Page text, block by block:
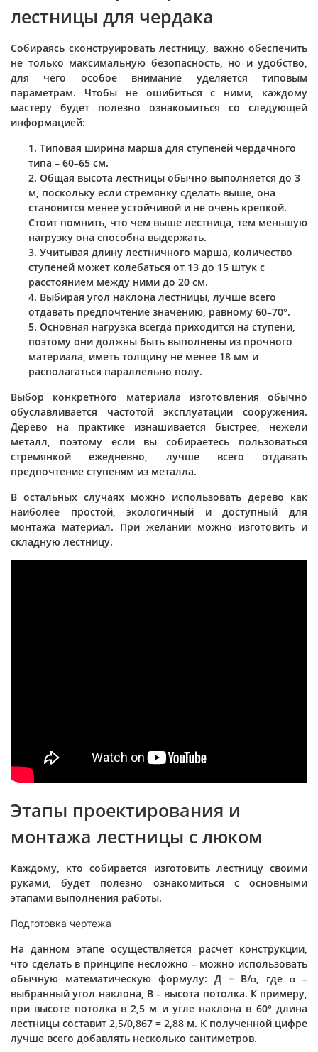
лестницы для чердака
Собираясь сконструировать лестницу, важно обеспечить
не только максимальную безопасность, но и удобство,
для чего особое внимание уделяется типовым
параметрам. Чтобы не ошибиться с ними, каждому
мастеру будет полезно ознакомиться со следующей
информацией:
Типовая ширина марша для ступеней чердачного
типа – 60–65 см.
Общая высота лестницы обычно выполняется до 3
м, поскольку если стремянку сделать выше, она
становится менее устойчивой и не очень крепкой.
Стоит помнить, что чем выше лестница, тем меньшую
нагрузку она способна выдержать.
Учитывая длину лестничного марша, количество
ступеней может колебаться от 13 до 15 штук с
расстоянием между ними до 20 см.
Выбирая угол наклона лестницы, лучше всего
отдавать предпочтение значению, равному 60–70°.
Основная нагрузка всегда приходится на ступени,
поэтому они должны быть выполнены из прочного
материала, иметь толщину не менее 18 мм и
располагаться параллельно полу.
Выбор конкретного материала изготовления обычно
обуславливается частотой эксплуатации сооружения.
Дерево на практике изнашивается быстрее, нежели
металл, поэтому если вы собираетесь пользоваться
стремянкой ежедневно, лучше всего отдавать
предпочтение ступеням из металла.
В остальных случаях можно использовать дерево как
наиболее простой, экологичный и доступный для
монтажа материал. При желании можно изготовить и
складную лестницу.
Этапы проектирования и
монтажа лестницы с люком
Каждому, кто собирается изготовить лестницу своими
руками, будет полезно ознакомиться с основными
этапами выполнения работы.
Подготовка чертежа
На данном этапе осуществляется расчет конструкции,
что сделать в принципе несложно – можно использовать
обычную математическую формулу: Д = В/α, где α –
выбранный угол наклона, В – высота потолка. К примеру,
при высоте потолка в 2,5 м и угле наклона в 60° длина
лестницы составит 2,5/0,867 = 2,88 м. К полученной цифре
лучше всего добавлять несколько сантиметров.